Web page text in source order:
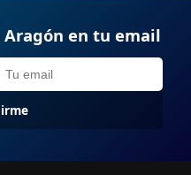
Aragón en tu email